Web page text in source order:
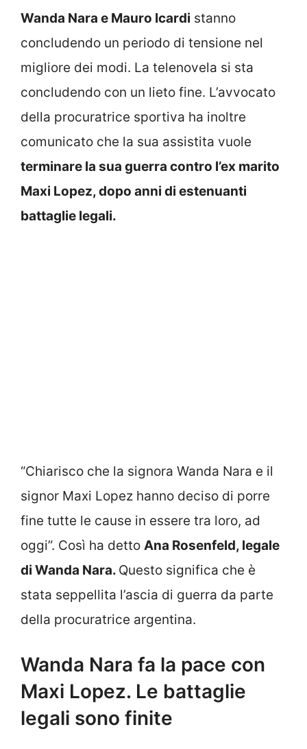
Wanda Nara e Mauro Icardi stanno
concludendo un periodo di tensione nel
migliore dei modi. La telenovela si sta
concludendo con un lieto fine. L’avvocato
della procuratrice sportiva ha inoltre
comunicato che la sua assistita vuole
terminare la sua guerra contro l’ex marito
Maxi Lopez, dopo anni di estenuanti
battaglie legali.
“Chiarisco che la signora Wanda Nara e il
signor Maxi Lopez hanno deciso di porre
fine tutte le cause in essere tra loro, ad
oggi”. Così ha detto Ana Rosenfeld, legale
di Wanda Nara. Questo significa che è
stata seppellita l’ascia di guerra da parte
della procuratrice argentina.
Wanda Nara fa la pace con
Maxi Lopez. Le battaglie
legali sono finite